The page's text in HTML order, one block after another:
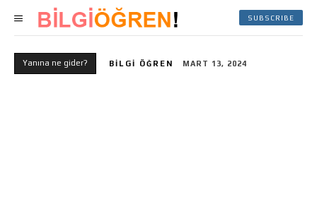
SUBSCRIBE
Yanına ne gider? BILGI ÖĞREN MART 13, 2024